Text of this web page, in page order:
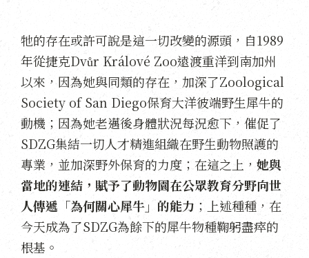
牠的存在或許可說是這一切改變的源頭，自1989
年從捷克Dvůr Králové Zoo遠渡重洋到南加州
以來，因為她與同類的存在，加深了Zoological
Society of San Diego保育大洋彼端野生犀牛的
動機；因為她老邁後身體狀況每況愈下，催促了
SDZG集結一切人才精進組織在野生動物照護的
專業，並加深野外保育的力度；在這之上， 她與
當地的連結，賦予了動物園在公眾教育分野向世
人傳遞「為何關心犀牛」的能力 ；上述種種，在
今天成為了SDZG為餘下的犀牛物種鞠躬盡瘁的
根基。